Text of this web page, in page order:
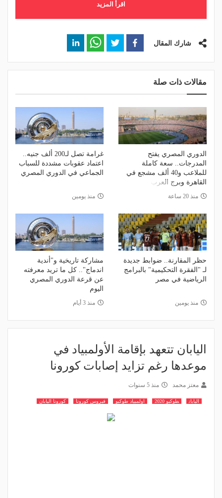
اقرأ المزيد
شارك المقال
مقالات ذات صلة
الدوري المصري يفتح
المدرجات.. سعة كاملة
للملاعب و40 ألف مشجع في
القاهرة وبرج العرب
منذ 20 ساعة
غرامة تصل لـ200 ألف جنيه..
اعتماد عقوبات مشددة للسباب
الجماعي في الدوري المصري
منذ يومين
حظر المقارنة.. ضوابط جديدة
لـ "الفقرة التحكيمية" بالبرامج
الرياضية في مصر
منذ يومين
مشاركة تاريخية و"أندية
اندماج".. كل ما تريد معرفته
عن قرعة الدوري المصري
اليوم
منذ 3 أيام
اليابان تتعهد بإقامة الأولمبياد في
موعدها رغم تزايد إصابات كورونا
معتز محمد منذ 5 سنوات
اليابان طوكيو 2020 اولمبياد طوكيو فيروس كورونا كورونا اليابان